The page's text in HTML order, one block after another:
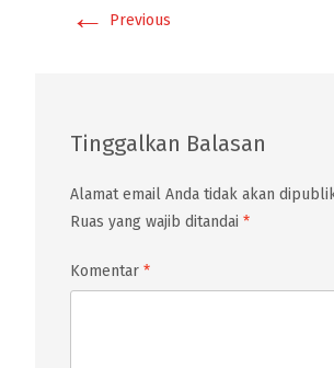
← Previous
Tinggalkan Balasan
Alamat email Anda tidak akan
Ruas yang wajib ditandai *
Komentar *